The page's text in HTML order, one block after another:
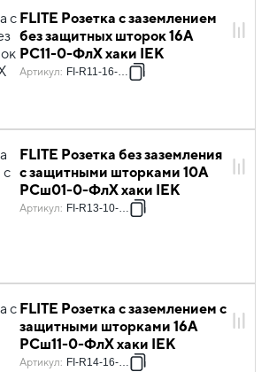
FLITE Розетка с заземлением
без защитных шторок 16А
РС11-0-ФлХ хаки IEK
Артикул: FI-R11-16-K59
FLITE Розетка без заземления
с защитными шторками 10А
РСш01-0-ФлХ хаки IEK
Артикул: FI-R13-10-K59
FLITE Розетка с заземлением с
защитными шторками 16А
РСш11-0-ФлХ хаки IEK
Артикул: FI-R14-16-K59